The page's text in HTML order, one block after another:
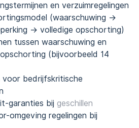
en verzuimregelingen
(waarschuwing →
→ volledige opschorting)
tussen waarschuwing en
(bijvoorbeeld 14
voor bedrijfskritische
garanties bij geschillen
omgeving regelingen bij